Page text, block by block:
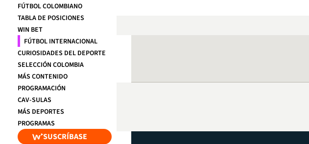
FÚTBOL COLOMBIANO
TABLA DE POSICIONES
WIN BET
FÚTBOL INTERNACIONAL
CURIOSIDADES DEL DEPORTE
SELECCIÓN COLOMBIA
MÁS CONTENIDO
PROGRAMACIÓN
CAV-SULAS
MÁS DEPORTES
PROGRAMAS
SUSCRÍBASE